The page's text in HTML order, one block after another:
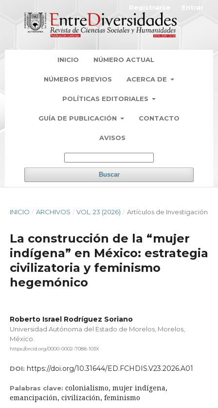
INICIO NÚMERO ACTUAL
NÚMEROS PREVIOS ACERCA DE
POLÍTICAS EDITORIALES
GUÍA DE PUBLICACIÓN CONTACTO
AVISOS
Buscar
Registrarse Entrar
INICIO / ARCHIVOS / VOL. 23 (2026) / Artículos de Investigación
La construcción de la “mujer
indígena” en México: estrategia
civilizatoria y feminismo
hegemónico
Roberto Israel Rodríguez Soriano
Universidad Autónoma del Estado de Morelos, Morelos,
México.
https://orcid.org/0000-0002-7088-103X
DOI: https://doi.org/10.31644/ED.FCHDIS.V23.2026.A01
Palabras clave: colonialismo, mujer indígena,
emancipación, civilización, feminismo